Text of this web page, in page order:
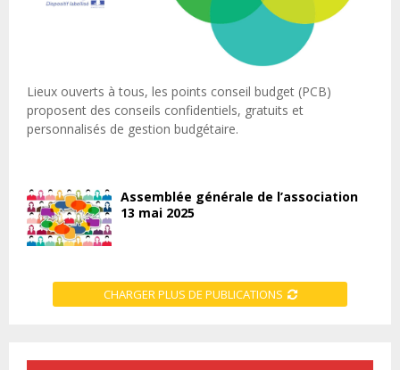
Lieux ouverts à tous, les points conseil budget (PCB)
proposent des conseils confidentiels, gratuits et
personnalisés de gestion budgétaire.
Assemblée générale de l’association
13 mai 2025
CHARGER PLUS DE PUBLICATIONS